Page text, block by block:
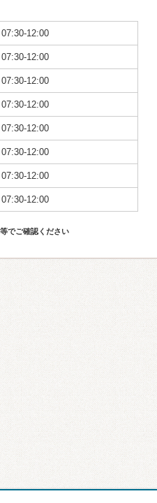
07:30-12:00
07:30-12:00
07:30-12:00
07:30-12:00
07:30-12:00
07:30-12:00
07:30-12:00
07:30-12:00
でご確認ください